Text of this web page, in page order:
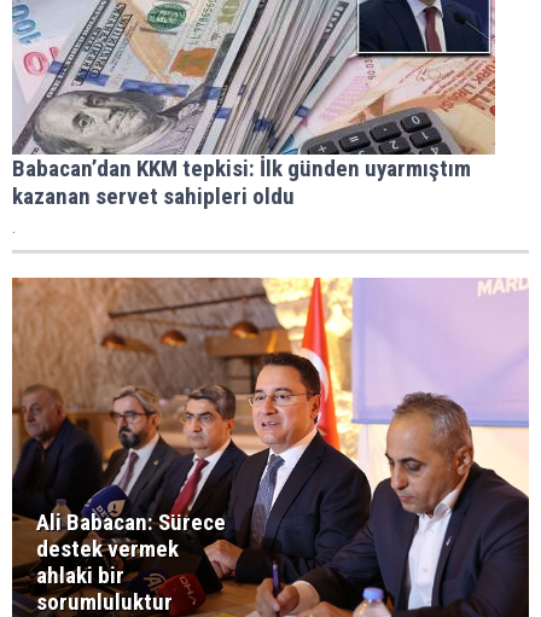
Babacan’dan KKM tepkisi: İlk günden uyarmıştım
kazanan servet sahipleri oldu
.
Ali Babacan: Sürece
destek vermek
ahlaki bir
sorumluluktur